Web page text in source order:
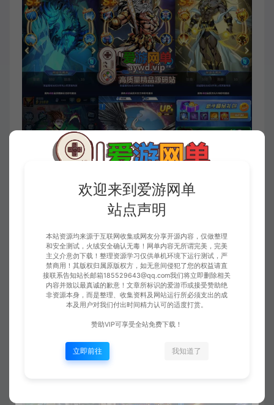
欢迎来到爱游网单
站点声明
本站资源均来源于互联网收集或网友分享开源内容，仅做整理
和安全测试，火绒安全确认无毒！网单内容无所谓完美，完美
主义介意勿下载！整理资源学习仅供单机环境下运行测试，严
禁商用！其版权归属原版权方，如无意间侵犯了您的权益请直
接联系告知站长邮箱185529643@qq.com我们将立即删除相关
内容并致以最真诚的歉意！文章所标识的爱游币或接受赞助绝
非资源本身，而是整理、收集资料及网站运行所必须支出的成
本及用户对我们付出时间精力认可的适度打赏。
赞助VIP可享受全站免费下载！
立即前往 我知道了